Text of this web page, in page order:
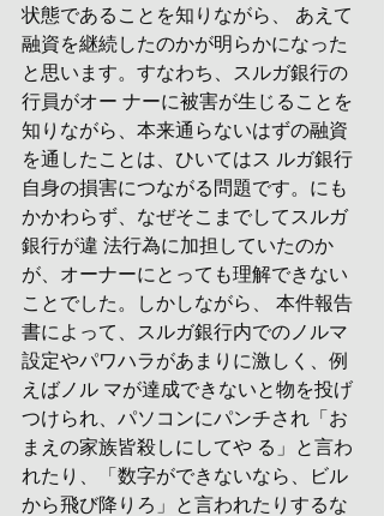
状態であることを知りながら、 あえて
融資を継続したのかが明らかになった
と思います。すなわち、スルガ銀行の
行員がオー ナーに被害が生じることを
知りながら、本来通らないはずの融資
を通したことは、ひいてはス ルガ銀行
自身の損害につながる問題です。にも
かかわらず、なぜそこまでしてスルガ
銀行が違 法行為に加担していたのか
が、オーナーにとっても理解できない
ことでした。しかしながら、 本件報告
書によって、スルガ銀行内でのノルマ
設定やパワハラがあまりに激しく、例
えばノル マが達成できないと物を投げ
つけられ、パソコンにパンチされ「お
まえの家族皆殺しにしてや る」と言わ
れたり、「数字ができないなら、ビル
から飛び降りろ」と言われたりするな